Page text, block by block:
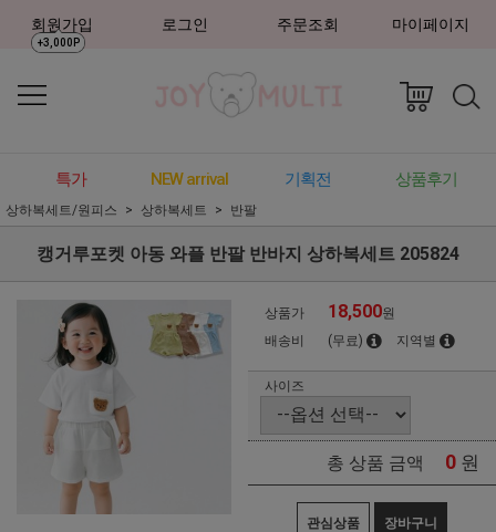
회원가입
+3,000P
로그인 주문조회 마이페이지
특가 NEW arrival 기획전 상품후기
상하복세트/원피스 상하복세트 반팔
캥거루포켓 아동 와플 반팔 반바지 상하복세트 205824
상품가 18,500원
배송비
(무료) 지역별
사이즈
총 상품 금액 0 원
관심상품 장바구니